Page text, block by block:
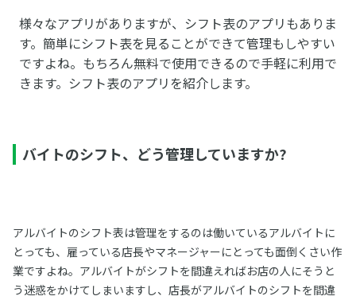
様々なアプリがありますが、シフト表のアプリもありま
す。簡単にシフト表を見ることができて管理もしやすい
ですよね。もちろん無料で使用できるので手軽に利用で
きます。シフト表のアプリを紹介します。
バイトのシフト、どう管理していますか?
アルバイトのシフト表は管理をするのは働いているアルバイトに
とっても、雇っている店長やマネージャーにとっても面倒くさい作
業ですよね。アルバイトがシフトを間違えればお店の人にそうと
う迷惑をかけてしまいますし、店長がアルバイトのシフトを間違